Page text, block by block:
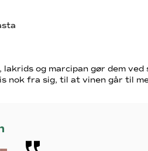
og marcipan gør dem ved
nok fra sig, til at vinen går til